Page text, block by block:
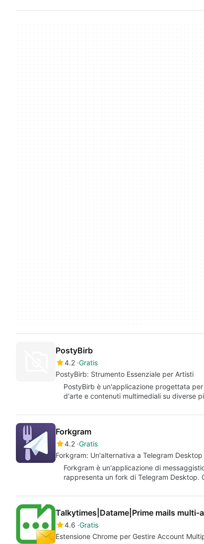
PostyBirb
4.2 Gratis
PostyBirb: Strumento Essenziale per Artisti
PostyBirb è un'applicazione progettata
d'arte e contenuti multimediali su diverse
Forkgram
4.2 Gratis
Forkgram: Un'alternativa a Telegram Desktop
Forkgram è un'applicazione di
rappresenta un fork di Telegram
Talkytimes|Datame|Prime mails multi-
4.6 Gratis
Estensione Chrome per Gestire Account